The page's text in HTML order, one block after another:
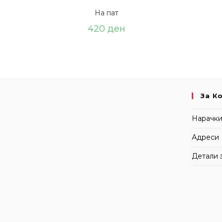
На пат
420 ден
За
Нарачки
Адреси
Детали